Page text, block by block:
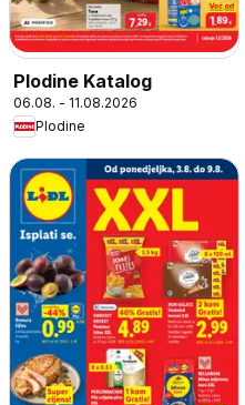
Plodine Katalog
06.08. - 11.08.2026
Plodine